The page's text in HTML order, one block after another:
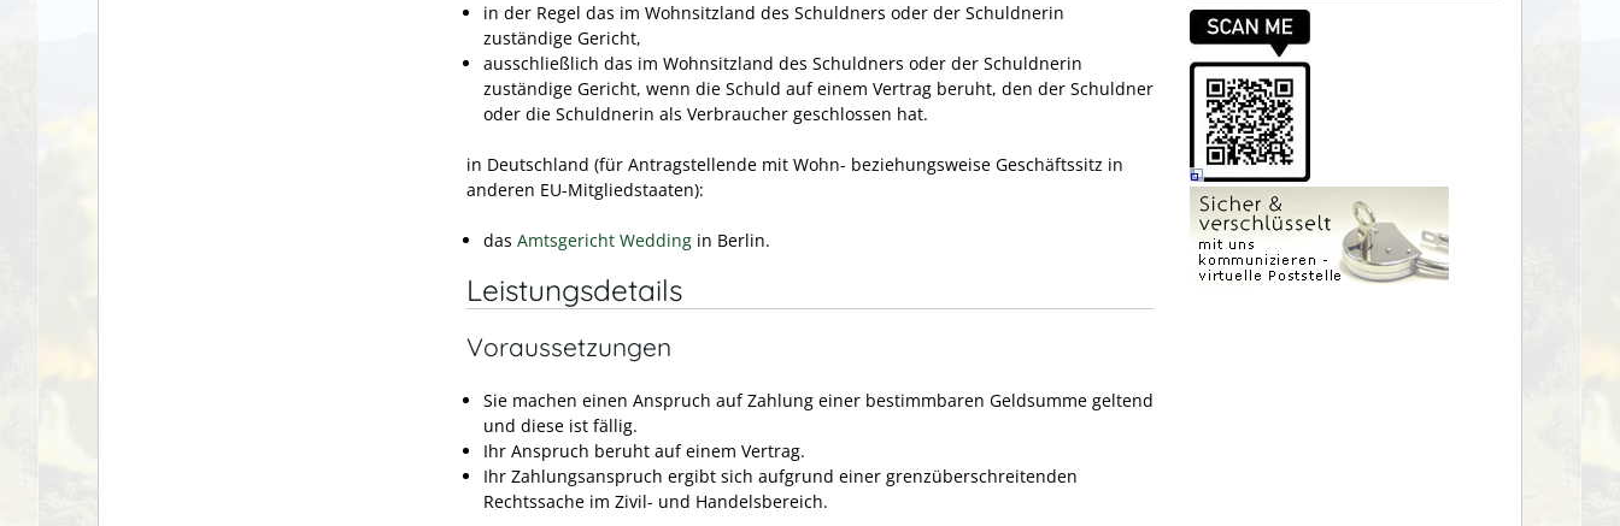
in der Regel das im Wohnsitzland des Schuldners oder der Schuldnerin
zuständige Gericht,
ausschließlich das im Wohnsitzland des Schuldners oder der Schuldnerin
zuständige Gericht, wenn die Schuld auf einem Vertrag beruht, den der Schuldner
oder die Schuldnerin als Verbraucher geschlossen hat.
in Deutschland (für Antragstellende mit Wohn- beziehungsweise Geschäftssitz in
anderen EU-Mitgliedstaaten):
das Amtsgericht Wedding in Berlin.
Leistungsdetails
Voraussetzungen
Sie machen einen Anspruch auf Zahlung einer bestimmbaren Geldsumme geltend
und diese ist fällig.
Ihr Anspruch beruht auf einem Vertrag.
Ihr Zahlungsanspruch ergibt sich aufgrund einer grenzüberschreitenden
Rechtssache im Zivil- und Handelsbereich.